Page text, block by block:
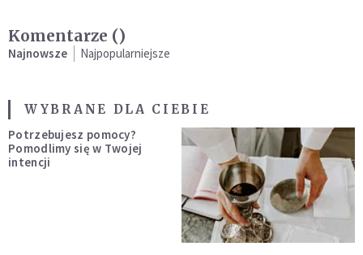
Komentarze ()
Najnowsze Najpopularniejsze
WYBRANE DLA CIEBIE
Potrzebujesz pomocy?
Pomodlimy się w Twojej
intencji